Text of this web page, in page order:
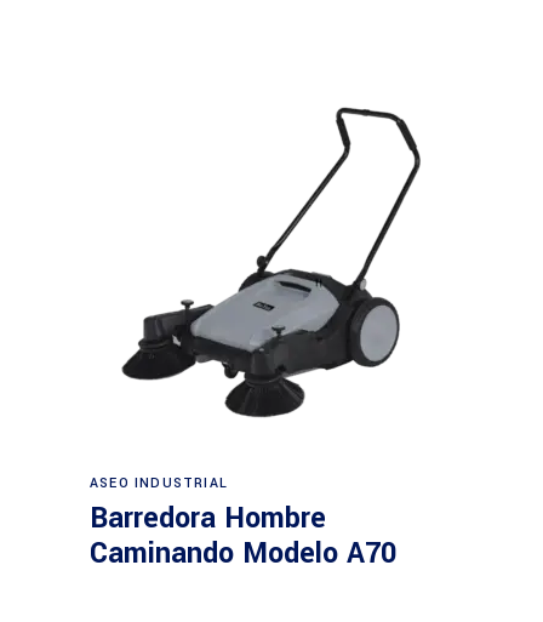
ASEO INDUSTRIAL
Barredora Hombre
Caminando Modelo A70